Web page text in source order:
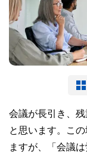
会議が長引き、
と思います。こ
ますが、「会議